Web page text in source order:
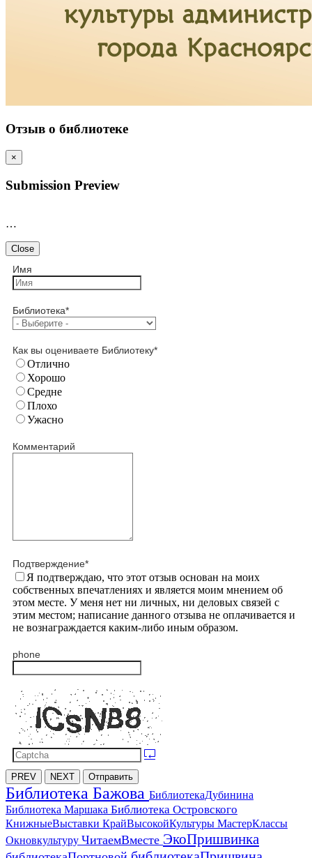
Отзыв о библиотеке
×
Submission Preview
…
Close
Имя
Библиотека*
Как вы оцениваете Библиотеку*
Отлично
Хорошо
Средне
Плохо
Ужасно
Комментарий
Подтверждение*
Я подтверждаю, что этот отзыв основан на моих
собственных впечатлениях и является моим мнением об
этом месте. У меня нет ни личных, ни деловых связей с
этим местом; написание данного отзыва не оплачивается и
не вознаграждается каким-либо иным образом.
phone
PREV NEXT Отправить
Библиотека Бажова БиблиотекаДубинина
Библиотека Маршака Библиотека Островского
КнижныеВыставки КрайВысокойКультуры МастерКлассы
Окновкультуру ЧитаемВместе ЭкоПришвинка